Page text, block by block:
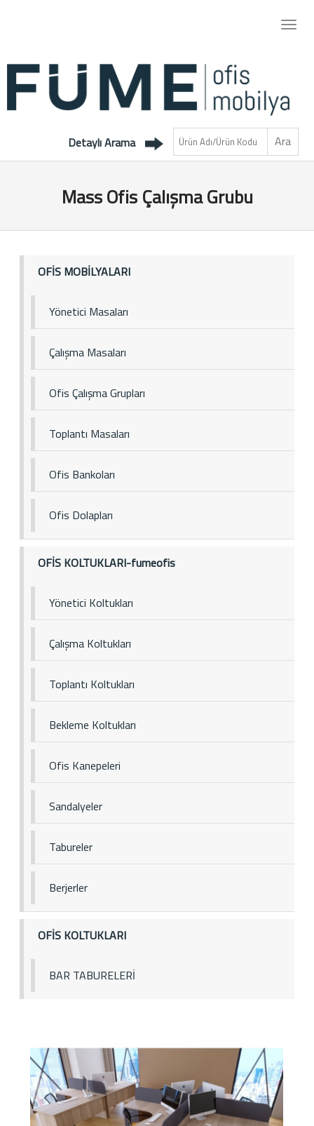
Detaylı Arama
Mass Ofis Çalışma Grubu
OFİS MOBİLYALARI
Yönetici Masaları
Çalışma Masaları
Ofis Çalışma Grupları
Toplantı Masaları
Ofis Bankoları
Ofis Dolapları
OFİS KOLTUKLARI-fumeofis
Yönetici Koltukları
Çalışma Koltukları
Toplantı Koltukları
Bekleme Koltukları
Ofis Kanepeleri
Sandalyeler
Tabureler
Berjerler
OFİS KOLTUKLARI
BAR TABURELERİ